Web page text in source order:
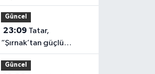
mirası yolumuzu
aydınlatıyor
Güncel
23:09
“Şırnak’tan güçlü
Türkiye’nin yarınlarına”
Güncel